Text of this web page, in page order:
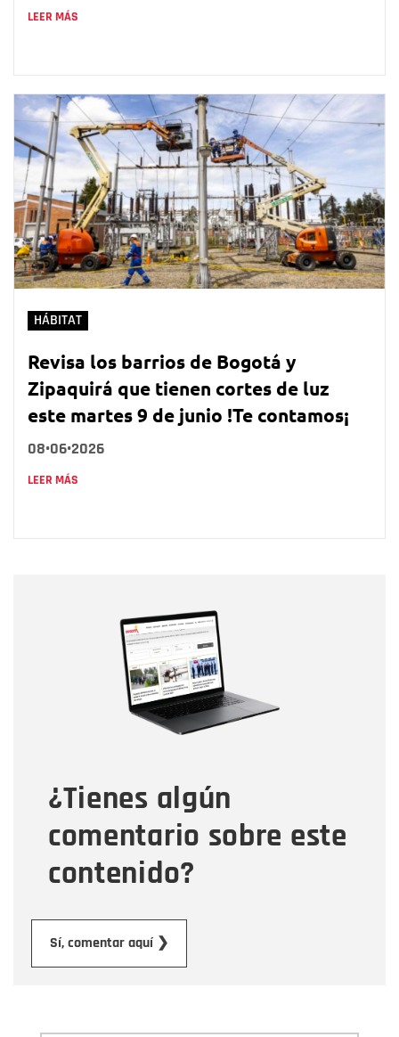
LEER MÁS
HÁBITAT
Revisa los barrios de Bogotá y
Zipaquirá que tienen cortes de luz
este martes 9 de junio !Te contamos¡
08•06•2026
LEER MÁS
¿Tienes algún
comentario sobre este
contenido?
Sí, comentar aquí ❯
Correo electrónico
Tipo de comentario
Mensaje